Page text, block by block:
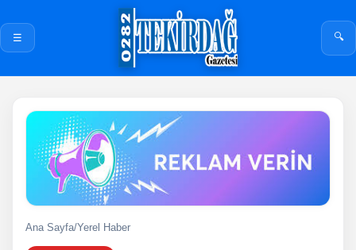
☰ 🔍
Ana Sayfa/Yerel Haber